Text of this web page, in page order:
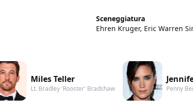
Sceneggiatura
Ehren Kruger, Eric Warren
Miles Teller
Lt. Bradley 'Rooster' Bradshaw Penny